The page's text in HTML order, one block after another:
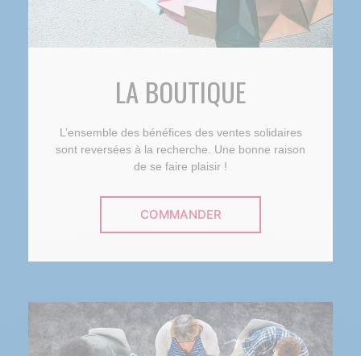
LA BOUTIQUE
L’ensemble des bénéfices des ventes solidaires
sont reversées à la recherche. Une bonne raison
de se faire plaisir !
COMMANDER